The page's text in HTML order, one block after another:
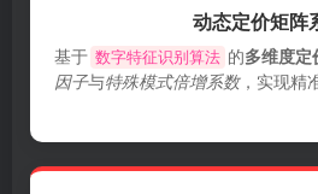
动态定价矩阵
基于 数字特征识别算法 的多维度定
因子与特殊模式倍增系数，实现精